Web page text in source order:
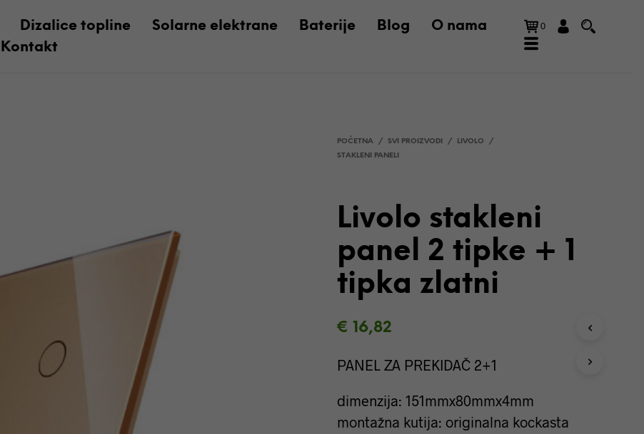
Dizalice topline Solarne elektrane Baterije Blog
O nama
Kontakt
0
N
K
POČETNA / SVI PROIZVODI / LIVOLO
/
STAKLENI PANELI
Livolo stakleni
panel 2 tipke + 1
tipka zlatni
€ 16,82
PANEL ZA PREKIDAČ 2+1
dimenzija: 151mmx80mmx4mm
montažna kutija: originalna kockasta